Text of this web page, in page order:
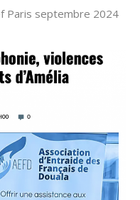
Paris septembre 2024